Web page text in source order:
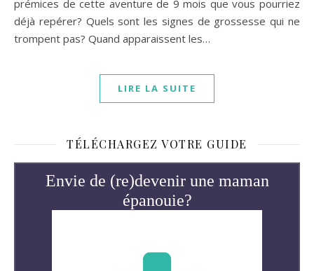
prémices de cette aventure de 9 mois que vous pourriez
déjà repérer? Quels sont les signes de grossesse qui ne
trompent pas? Quand apparaissent les…
LIRE LA SUITE
TÉLÉCHARGEZ VOTRE GUIDE